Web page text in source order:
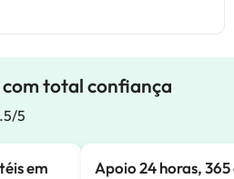
total confiança
5
em
Apoio 24 horas,